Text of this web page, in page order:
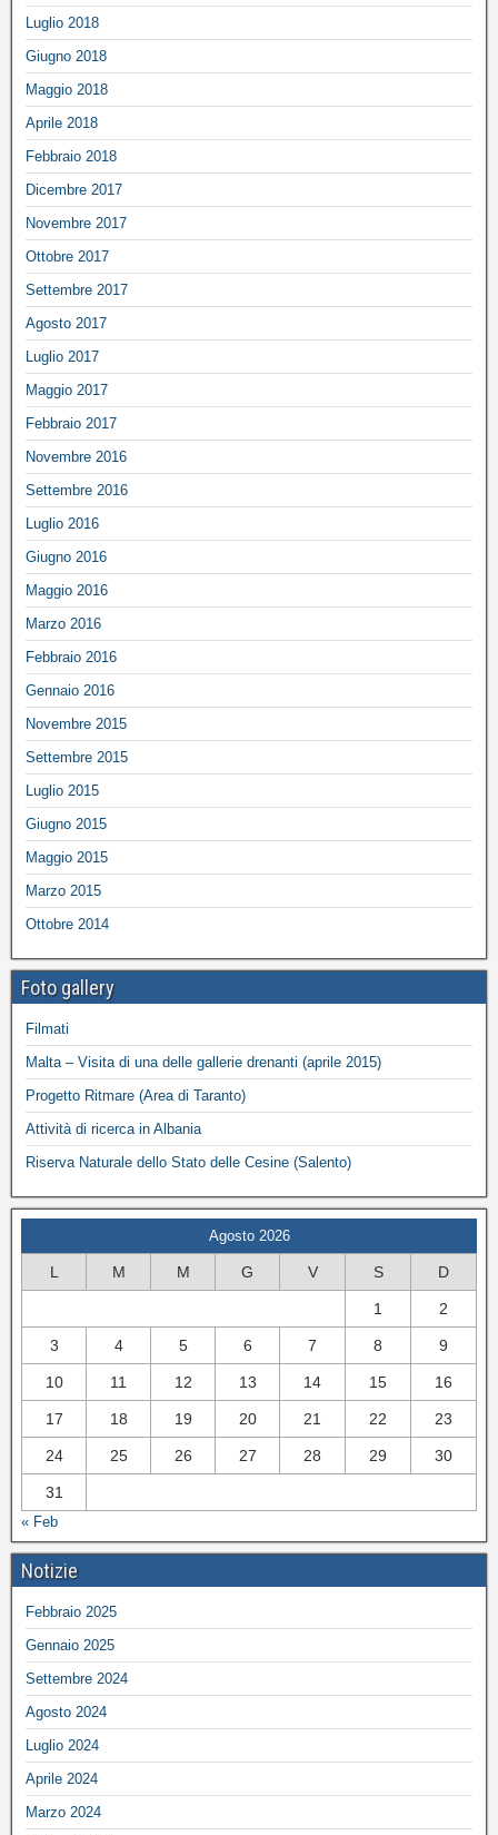
Luglio 2018
Giugno 2018
Maggio 2018
Aprile 2018
Febbraio 2018
Dicembre 2017
Novembre 2017
Ottobre 2017
Settembre 2017
Agosto 2017
Luglio 2017
Maggio 2017
Febbraio 2017
Novembre 2016
Settembre 2016
Luglio 2016
Giugno 2016
Maggio 2016
Marzo 2016
Febbraio 2016
Gennaio 2016
Novembre 2015
Settembre 2015
Luglio 2015
Giugno 2015
Maggio 2015
Marzo 2015
Ottobre 2014
Foto gallery
Filmati
Malta – Visita di una delle gallerie drenanti (aprile 2015)
Progetto Ritmare (Area di Taranto)
Attività di ricerca in Albania
Riserva Naturale dello Stato delle Cesine (Salento)
Agosto 2026
L M M G V S D
1 2
3 4 5 6 7 8 9
10 11 12 13 14 15 16
17 18 19 20 21 22 23
24 25 26 27 28 29 30
31
« Feb
Notizie
Febbraio 2025
Gennaio 2025
Settembre 2024
Agosto 2024
Luglio 2024
Aprile 2024
Marzo 2024